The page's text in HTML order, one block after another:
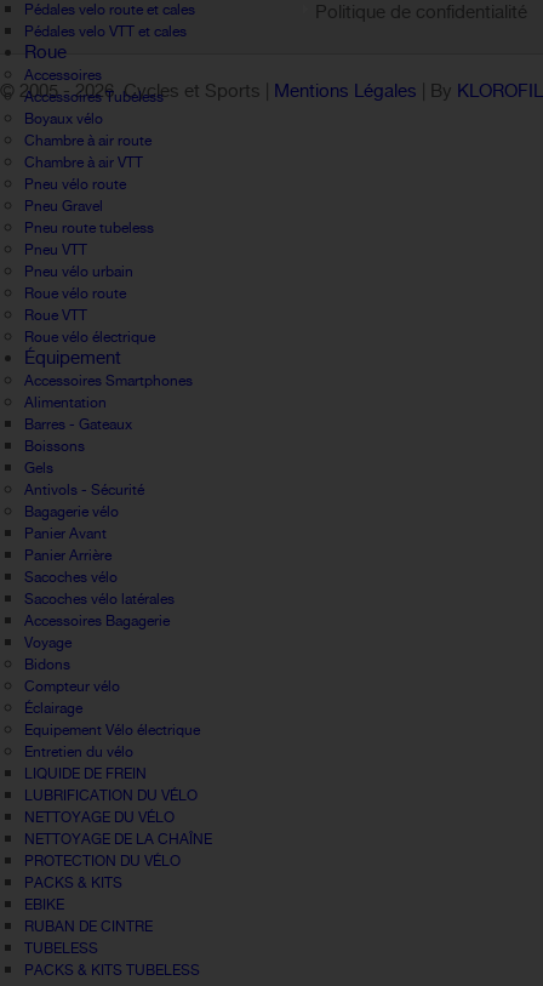
Pédales velo route et cales
Pédales velo VTT et cales
Roue
Accessoires
Accessoires Tubeless
Boyaux vélo
Chambre à air route
Chambre à air VTT
Pneu vélo route
Pneu Gravel
Pneu route tubeless
Pneu VTT
Pneu vélo urbain
Roue vélo route
Roue VTT
Roue vélo électrique
Équipement
Accessoires Smartphones
Alimentation
Barres - Gateaux
Boissons
Gels
Antivols - Sécurité
Bagagerie vélo
Panier Avant
Panier Arrière
Sacoches vélo
Sacoches vélo latérales
Accessoires Bagagerie
Voyage
Bidons
Compteur vélo
Éclairage
Equipement Vélo électrique
Entretien du vélo
LIQUIDE DE FREIN
LUBRIFICATION DU VÉLO
NETTOYAGE DU VÉLO
NETTOYAGE DE LA CHAÎNE
PROTECTION DU VÉLO
PACKS & KITS
EBIKE
RUBAN DE CINTRE
TUBELESS
PACKS & KITS TUBELESS
Politique de confidentialité
© 2005 -2026 Cycles et Sports | Mentions Légales | By